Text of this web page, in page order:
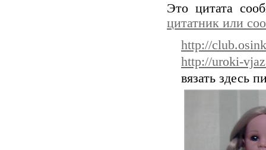
Это цитата
цитатник или
http://
http://uroki-
вязать здесь